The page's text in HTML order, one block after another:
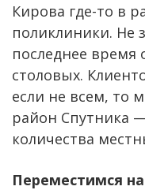
Кирова где-то в
поликлиники. Не
последнее время
столовых.
если не всем, то
район Спутника
количества
Переместимся